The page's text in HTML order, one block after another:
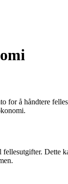
for å håndtere